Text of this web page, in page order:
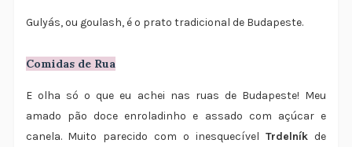
Gulyás, ou goulash, é o prato tradicional de Budapeste.
Comidas de Rua
E olha só o que eu achei nas ruas de Budapeste! Meu
amado pão doce enroladinho e assado com açúcar e
canela. Muito parecido com o inesquecível Trdelníkde